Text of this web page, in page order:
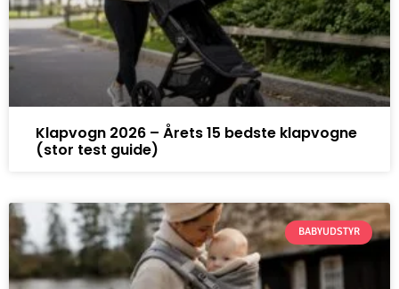
Klapvogn 2026 – Årets 15 bedste klapvogne
(stor test guide)
BABYUDSTYR